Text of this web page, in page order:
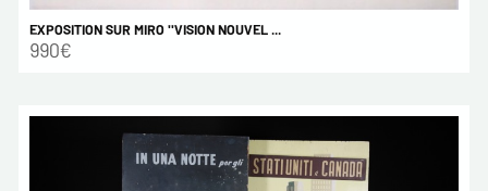
EXPOSITION SUR MIRO ''VISION NOUVEL ...
990€